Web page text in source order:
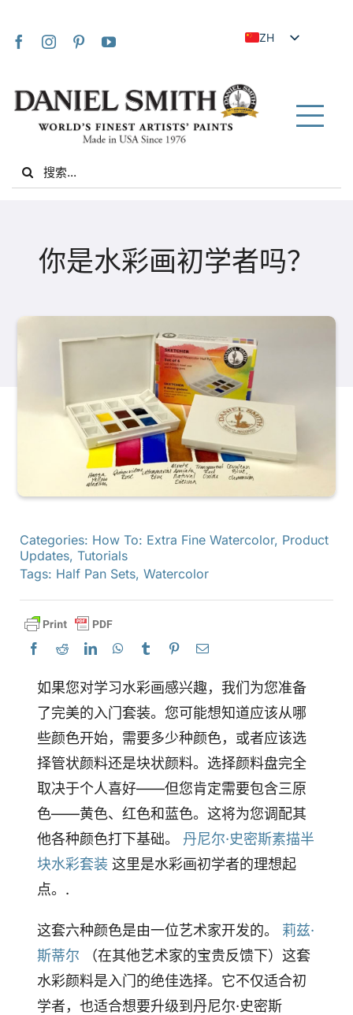
ZH
FR
VI
博客
资源
查找零售商
联系我们
订阅
Search
for:
你是水彩画初学者吗？
Categories: How To: Extra Fine Watercolor, Product
Updates, Tutorials
Tags: Half Pan Sets, Watercolor
如果您对学习水彩画感兴趣，我们为您准备
了完美的入门套装。您可能想知道应该从哪
些颜色开始，需要多少种颜色，或者应该选
择管状颜料还是块状颜料。选择颜料盘完全
取决于个人喜好——但您肯定需要包含三原
色——黄色、红色和蓝色。这将为您调配其
他各种颜色打下基础。 丹尼尔·史密斯素描半
块水彩套装 这里是水彩画初学者的理想起
点。.
这套六种颜色是由一位艺术家开发的。 莉兹·
斯蒂尔 （在其他艺术家的宝贵反馈下）这套
水彩颜料是入门的绝佳选择。它不仅适合初
学者，也适合想要升级到丹尼尔·史密斯